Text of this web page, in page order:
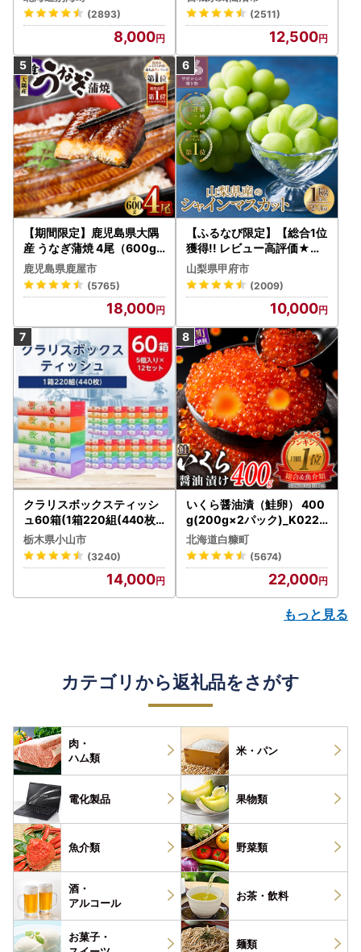
冷凍 ）
(2893)
8,000
(2511)
12,500
【期間限定】鹿児島県大隅
産 うなぎ蒲焼 4尾（600g
） KN007-004-04-cp18
うなぎ 鰻 魚 惣菜 総菜
鹿児島県鹿屋市
(5765)
18,000
【ふるなび限定】【総合1位
獲得!! レビュー高評価★】
〈2026年度配送分〉山梨
県産 シャインマスカット 2
～3房（1.0kg以上）シャイ
ン フルーツ FN-Limited-S
P
山梨県甲府市
(2009)
10,000
クラリスボックスティッシ
ュ60箱(1箱220組(440枚))
(5個入り×12セット)【配送
不可地域：離島・沖縄県】
【1256759】
栃木県小山市
(3240)
14,000
いくら醤油漬（鮭卵） 400
g(200g×2パック)_K022-
1676
北海道白糠町
(5674)
22,000
もっと見る
カテゴリから返礼品をさがす
肉・
ハム類
米・パン
電化製品 果物類
魚介類 野菜類
酒・
アルコール
お茶・ 飲料
お菓子・
麺類